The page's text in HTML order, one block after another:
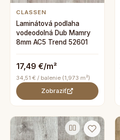
CLASSEN
Laminátová podlaha
vodeodolná Dub Mamry
8mm AC5 Trend 52601
17,49 €/m²
34,51 € / balenie (1,973 m²)
Zobraziť